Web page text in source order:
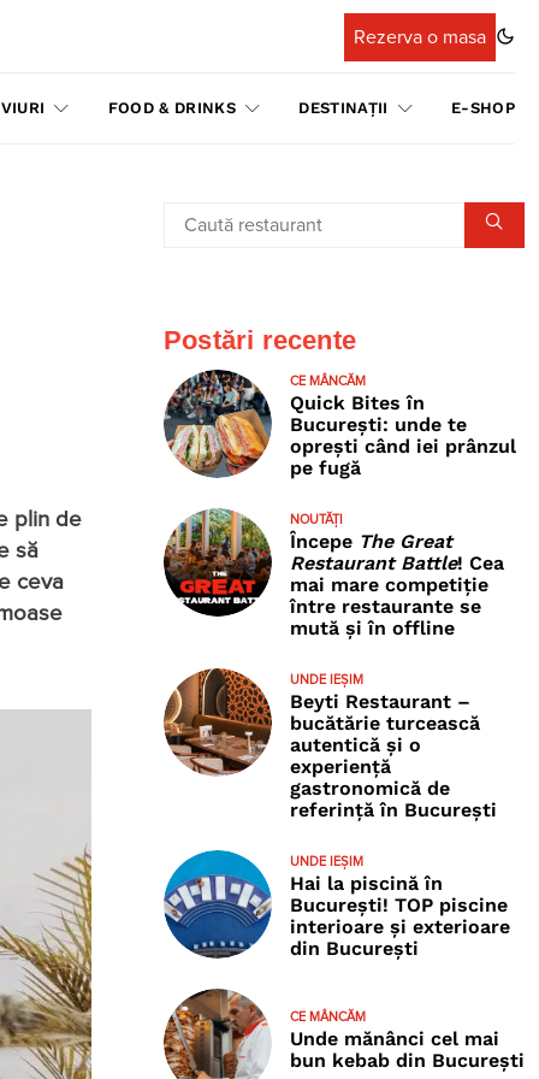
Rezerva o masa
FOOD & DRINKS DESTINAȚII E-SHOP
plin de
să
ceva
Postări recente
CE MÂNCĂM
Quick Bites în
București: unde te
oprești când iei prânzul
pe fugă
NOUTĂȚI
Începe The Great
Restaurant Battle! Cea
mai mare competiție
între restaurante se
mută și în offline
UNDE IEȘIM
Beyti Restaurant –
bucătărie turcească
autentică și o
experiență
gastronomică de
referință în București
UNDE IEȘIM
Hai la piscină în
București! TOP piscine
interioare și exterioare
din București
CE MÂNCĂM
Unde mănânci cel mai
bun kebab din București